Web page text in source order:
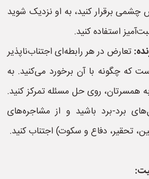
چشمی برقرار کنید، به او نزدیک شوید
استفاده کنید.
تعارض در هر رابطه‌ای اجتناب‌ناپذیر
که چگونه با آن برخورد می‌کنید. به
همسرتان، روی حل مسئله تمرکز کنید.
برد-برد باشید و از مشاجره‌های
تحقیر، دفاع و سکوت) اجتناب کنید.